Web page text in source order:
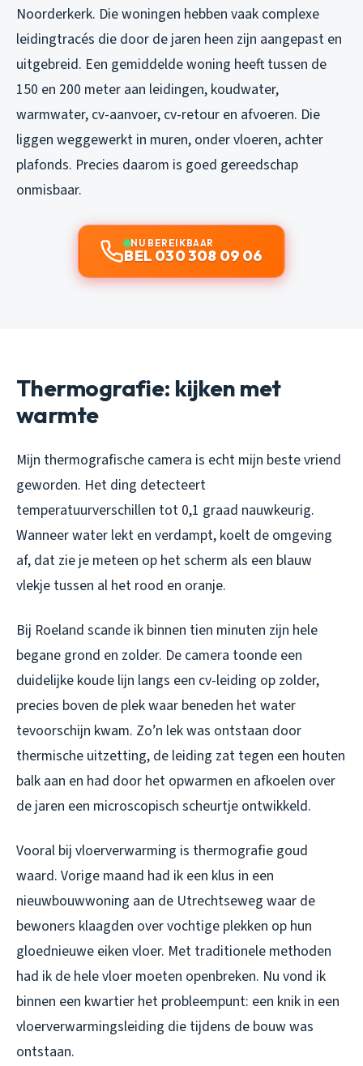
Noorderkerk. Die woningen hebben vaak complexe
leidingtracés die door de jaren heen zijn aangepast en
uitgebreid. Een gemiddelde woning heeft tussen de
150 en 200 meter aan leidingen, koudwater,
warmwater, cv-aanvoer, cv-retour en afvoeren. Die
liggen weggewerkt in muren, onder vloeren, achter
plafonds. Precies daarom is goed gereedschap
onmisbaar.
NU BEREIKBAAR
BEL 030 308 09 06
Thermografie: kijken met
warmte
Mijn thermografische camera is echt mijn beste vriend
geworden. Het ding detecteert
temperatuurverschillen tot 0,1 graad nauwkeurig.
Wanneer water lekt en verdampt, koelt de omgeving
af, dat zie je meteen op het scherm als een blauw
vlekje tussen al het rood en oranje.
Bij Roeland scande ik binnen tien minuten zijn hele
begane grond en zolder. De camera toonde een
duidelijke koude lijn langs een cv-leiding op zolder,
precies boven de plek waar beneden het water
tevoorschijn kwam. Zo’n lek was ontstaan door
thermische uitzetting, de leiding zat tegen een houten
balk aan en had door het opwarmen en afkoelen over
de jaren een microscopisch scheurtje ontwikkeld.
Vooral bij vloerverwarming is thermografie goud
waard. Vorige maand had ik een klus in een
nieuwbouwwoning aan de Utrechtseweg waar de
bewoners klaagden over vochtige plekken op hun
gloednieuwe eiken vloer. Met traditionele methoden
had ik de hele vloer moeten openbreken. Nu vond ik
binnen een kwartier het probleempunt: een knik in een
vloerverwarmingsleiding die tijdens de bouw was
ontstaan.